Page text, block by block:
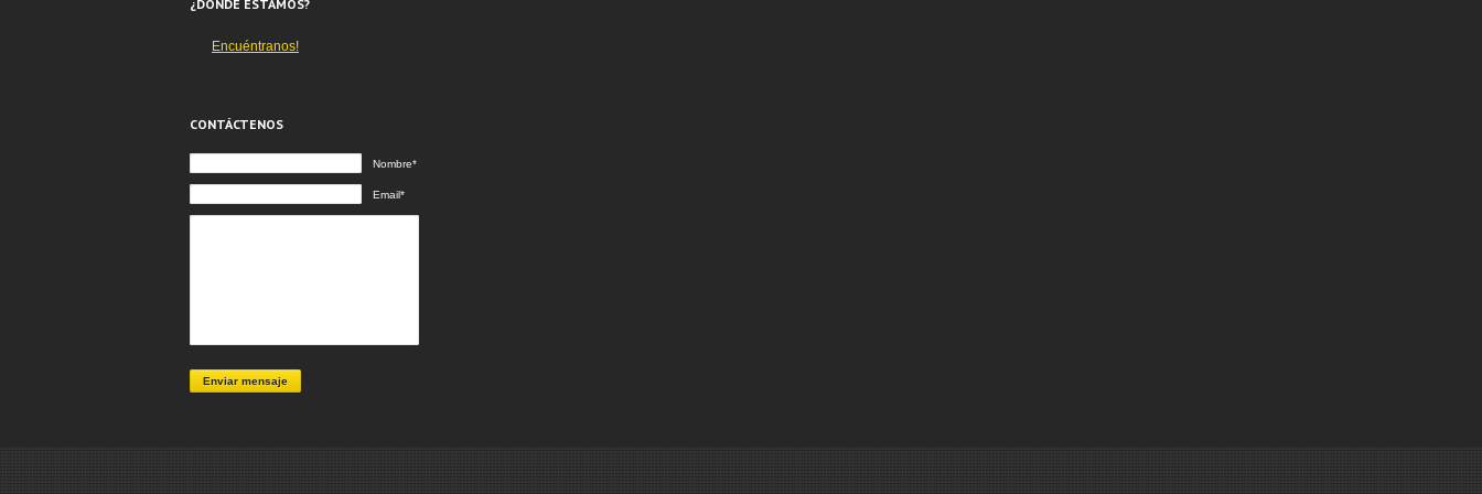
¿DÓNDE ESTAMOS?
Encuéntranos!
CONTÁCTENOS
Nombre*
Email*
Enviar mensaje